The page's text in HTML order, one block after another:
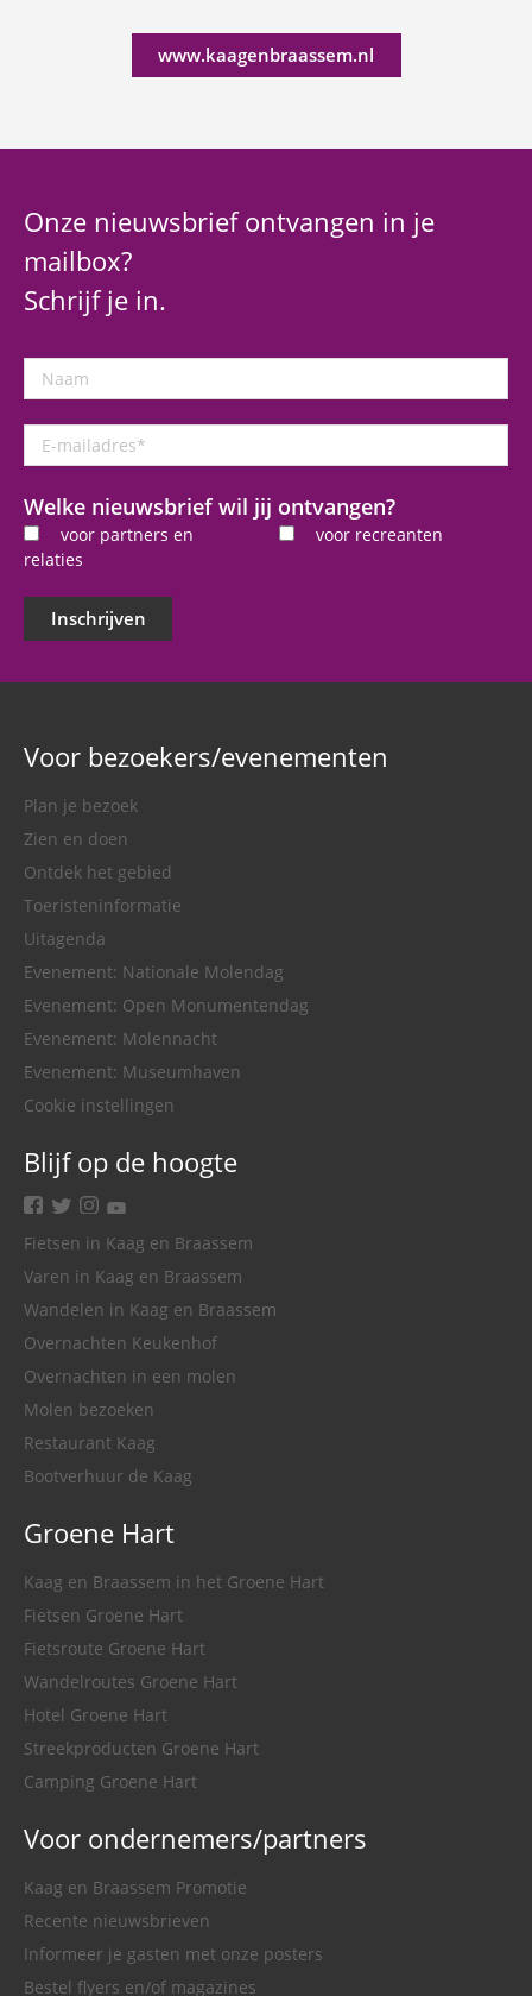
www.kaagenbraassem.nl
Onze nieuwsbrief ontvangen in je
mailbox?
Schrijf je in.
Naam
mailadres
Welke nieuwsbrief wil jij ontvangen?
voor partners en
relaties
voor recreanten
Inschrijven
Voor bezoekers/evenementen
Plan je bezoek
Zien en doen
Ontdek het gebied
Toeristeninformatie
Uitagenda
Evenement: Nationale Molendag
Evenement: Open Monumentendag
Evenement: Molennacht
Evenement: Museumhaven
Cookie instellingen
Blijf op de hoogte
facebook
twitterinstagram
youtube
Fietsen in Kaag en Braassem
Varen in Kaag en Braassem
Wandelen in Kaag en Braassem
Overnachten Keukenhof
Overnachten in een molen
Molen bezoeken
Restaurant Kaag
Bootverhuur de Kaag
Groene Hart
Kaag en Braassem in het Groene Hart
Fietsen Groene Hart
Fietsroute Groene Hart
Wandelroutes Groene Hart
Hotel Groene Hart
Streekproducten Groene Hart
Camping Groene Hart
Voor ondernemers/partners
Kaag en Braassem Promotie
Recente nieuwsbrieven
Informeer je gasten met onze posters
Bestel flyers en/of magazines